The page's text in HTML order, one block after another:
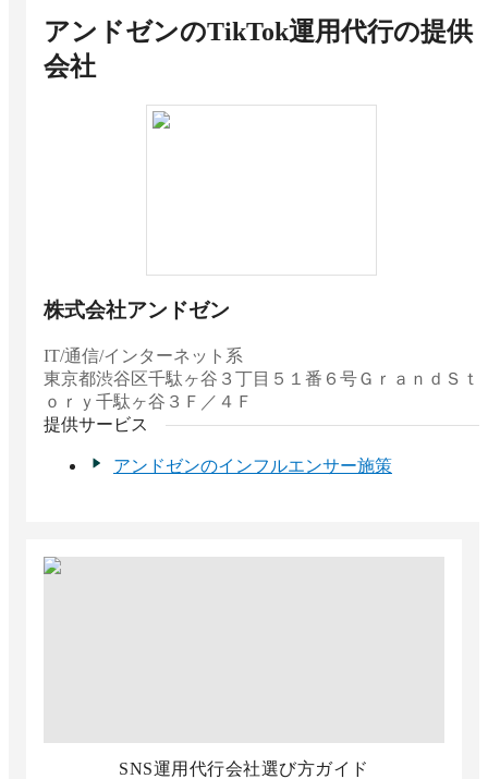
アンドゼンのTikTok運用代行の提供
会社
株式会社アンドゼン
IT/通信/インターネット系
東京都渋谷区千駄ヶ谷３丁目５１番６号ＧｒａｎｄＳｔ
ｏｒｙ千駄ヶ谷３Ｆ／４Ｆ
提供サービス
アンドゼンのインフルエンサー施策
SNS運用代行会社選び方ガイド